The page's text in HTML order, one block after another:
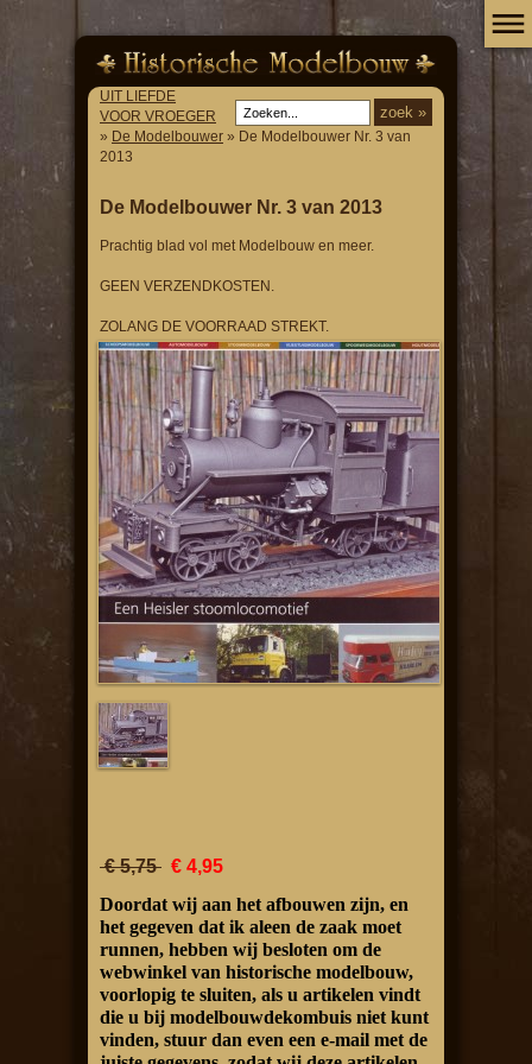
UIT LIEFDE
VOOR VROEGER
» De Modelbouwer » De Modelbouwer Nr. 3 van
2013
De Modelbouwer Nr. 3 van 2013
Prachtig blad vol met Modelbouw en meer.
GEEN VERZENDKOSTEN.
ZOLANG DE VOORRAAD STREKT.
€ 5,75 € 4,95
Doordat wij aan het afbouwen zijn, en
het gegeven dat ik aleen de zaak moet
runnen, hebben wij besloten om de
webwinkel van historische modelbouw,
voorlopig te sluiten, als u artikelen vindt
die u bij modelbouwdekombuis niet kunt
vinden, stuur dan even een e-mail met de